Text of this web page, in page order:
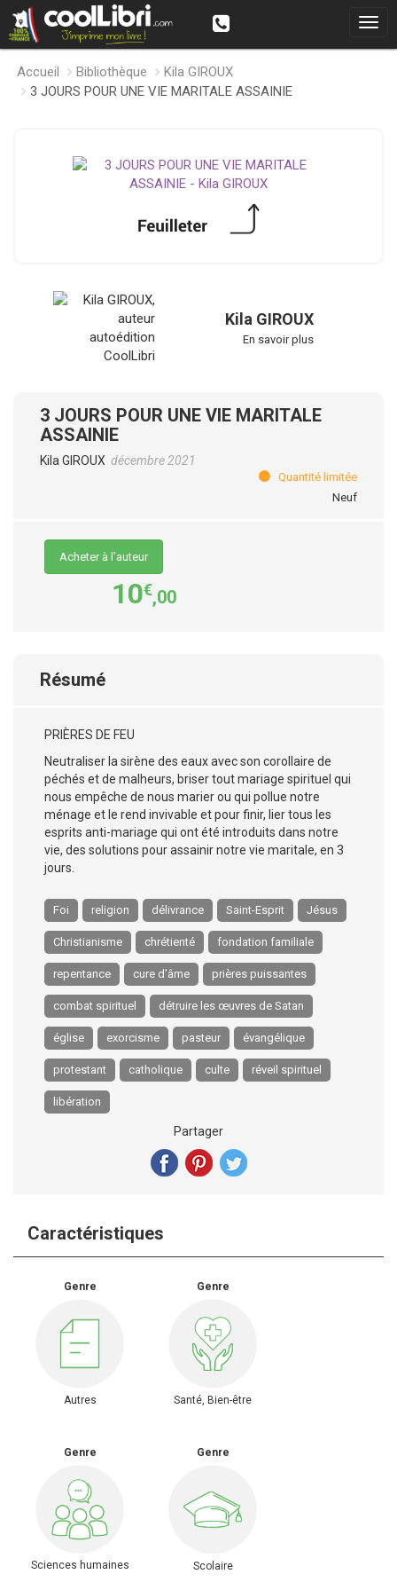
Accueil Bibliothèque
Kila GIROUX
3 JOURS POUR UNE VIE MARITALE ASSAINIE
Kila GIROUX
En savoir plus
3 JOURS POUR UNE VIE MARITALE
ASSAINIE
Kila GIROUX décembre 2021
Quantité limitée
Neuf
Acheter à l’auteur
10€,00
Résumé
PRIÈRES DE FEU
Neutraliser la sirène des eaux avec son corollaire de
péchés et de malheurs, briser tout mariage spirituel qui
nous empêche de nous marier ou qui pollue notre
ménage et le rend invivable et pour finir, lier tous les
esprits anti-mariage qui ont été introduits dans notre
vie, des solutions pour assainir notre vie maritale, en 3
jours.
Foi religion délivrance Saint-Esprit Jésus
Christianisme chrétienté fondation familiale
repentance cure d'âme prières puissantes
combat spirituel détruire les œuvres de Satan
église exorcisme pasteur évangélique
protestant catholique culte réveil spirituel
libération
Partager
Caractéristiques
Genre
Autres
Genre
Santé, Bien-être
Genre
Sciences humaines
Genre
Scolaire